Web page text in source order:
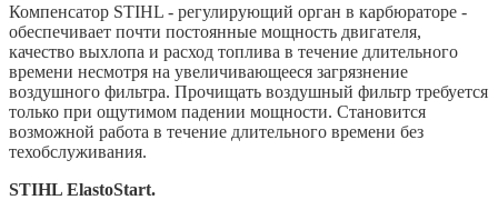
Компенсатор STIHL - регулирующий орган в карбюраторе -
обеспечивает почти постоянные мощность двигателя,
качество выхлопа и расход топлива в течение длительного
времени несмотря на увеличивающееся загрязнение
воздушного фильтра. Прочищать воздушный фильтр требуется
только при ощутимом падении мощности. Становится
возможной работа в течение длительного времени без
техобслуживания.
STIHL ElastoStart.